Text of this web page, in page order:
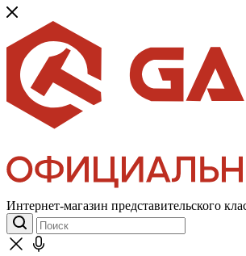
Интернет-магазин представительского